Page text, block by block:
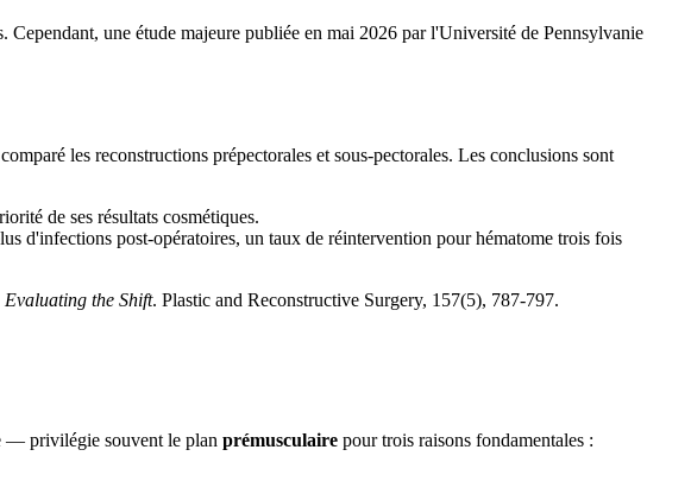
une étude majeure publiée en mai 2026 par l'Université de Pennsylvanie
les reconstructions prépectorales et sous-pectorales. Les conclusions sont
de ses résultats cosmétiques.
d'infections post-opératoires, un taux de réintervention pour hématome trois fois
the Shift. Plastic and Reconstructive Surgery, 157(5), 787-797.
— privilégie souvent le plan prémusculaire pour trois raisons fondamentales :